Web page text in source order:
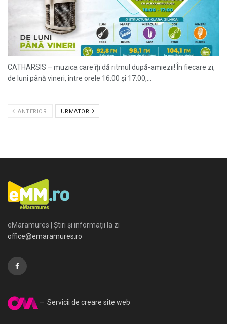
CATHARSIS – muzica care îți dă ritmul după-amiezii! În fiecare zi,
de luni până vineri, între orele 16:00 și 17:00,...
ANTERIOR URMATOR
eMaramures | Știri și informații la zi
office@emaramures.ro
– Servicii de creare site web